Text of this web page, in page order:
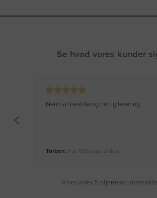
Se hvad vores kunder
Nemt at bestille og hurtig levering
Torben, For 169 dage siden
Viser vores 5-stjernede